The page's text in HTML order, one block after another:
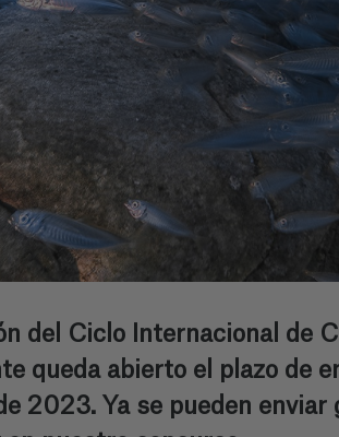
del Ciclo Internacional de
queda abierto el plazo de
2023. Ya se pueden